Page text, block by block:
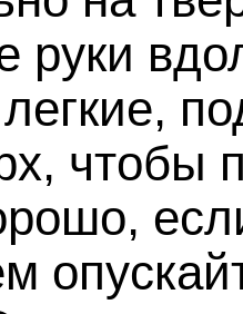
руки
легкие,
чтобы